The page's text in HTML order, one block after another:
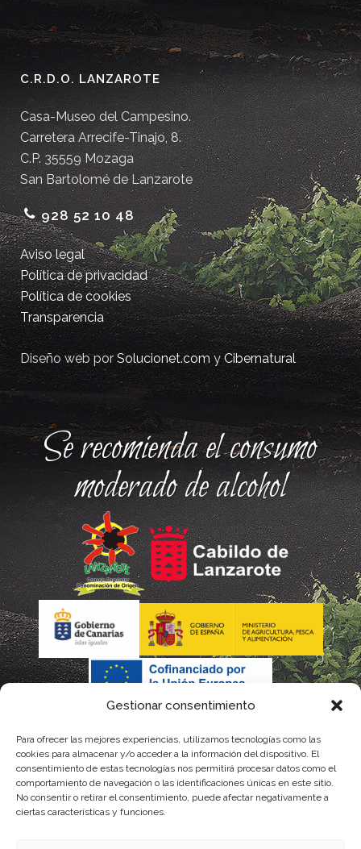
Gestionar consentimiento
Para ofrecer las mejores experiencias, utilizamos tecnologías como las
cookies para almacenar y/o acceder a la información del dispositivo. El
consentimiento de estas tecnologías nos permitirá procesar datos como el
comportamiento de navegación o las identificaciones únicas en este sitio.
No consentir o retirar el consentimiento, puede afectar negativamente a
ciertas características y funciones.
C.R.D.O. LANZAROTE
Casa-Museo del Campesino.
Carretera Arrecife-Tinajo, 8.
C.P. 35559 Mozaga
San Bartolomé de Lanzarote
928 52 10 48
Aviso legal
Política de privacidad
Política de cookies
Transparencia
Diseño web porSolucionet.comyCibernatural
Se recomienda el consumo
moderado de alcohol
La gestión de la DOP Lanzarote realizada por este Consejo
Regulador es financiada, parcialmente, por el Gobierno de
Canarias